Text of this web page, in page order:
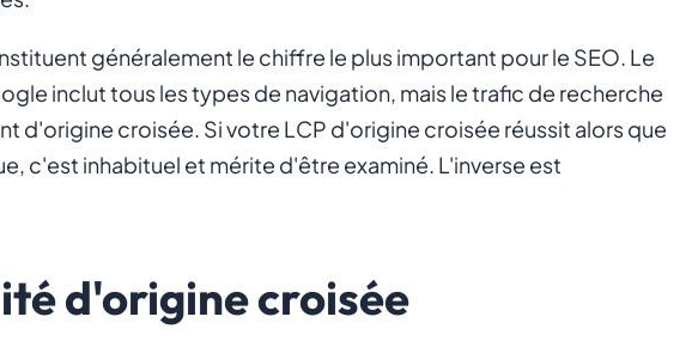
généralement le chiffre le plus important pour le SEO. Le
inclut tous les types de navigation, mais le trafic de recherche
d'origine croisée. Si votre LCP d'origine croisée réussit alors que
c'est inhabituel et mérite d'être examiné. L'inverse est
d'origine croisée